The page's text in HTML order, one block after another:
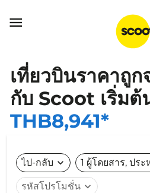

เที่ยวบินราคาถู
กับ Scoot เริ่มต้
THB8,941*
ไป-กลับ expand_more 1 ผู้โดยสาร, ประ
รหัสโปรโมชั่น expand_more